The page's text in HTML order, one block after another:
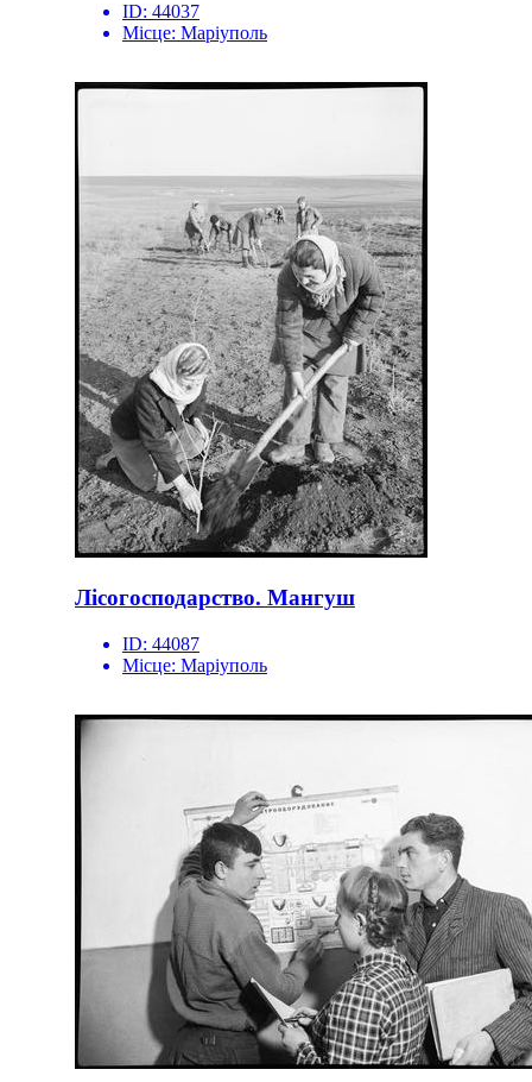
ID: 44037
Місце: Маріуполь
Лісогосподарство. Мангуш
ID: 44087
Місце: Маріуполь